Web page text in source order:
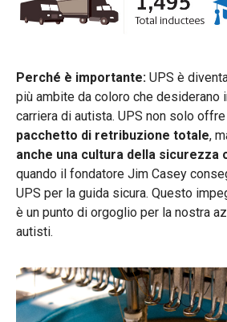
Perché è importante: UPS è
più ambite da coloro che desiderano
carriera di autista. UPS non solo
pacchetto di retribuzione totale,
anche una cultura della sicurezza
quando il fondatore Jim Casey
UPS per la guida sicura. Questo
è un punto di orgoglio per la nostra
autisti.